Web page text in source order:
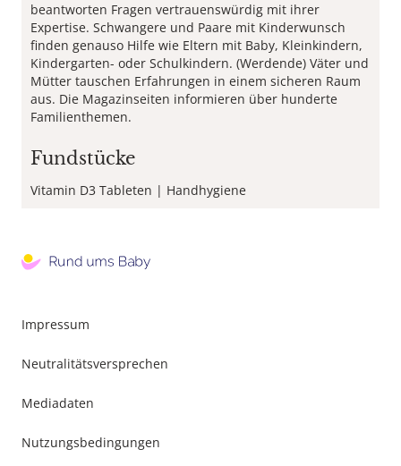
beantworten Fragen vertrauenswürdig mit ihrer
Expertise. Schwangere und Paare mit Kinderwunsch
finden genauso Hilfe wie Eltern mit Baby, Kleinkindern,
Kindergarten- oder Schulkindern. (Werdende) Väter und
Mütter tauschen Erfahrungen in einem sicheren Raum
aus. Die Magazinseiten informieren über hunderte
Familienthemen.
Fundstücke
Vitamin D3 Tableten Handhygiene
Impressum
Neutralitätsversprechen
Mediadaten
Nutzungsbedingungen